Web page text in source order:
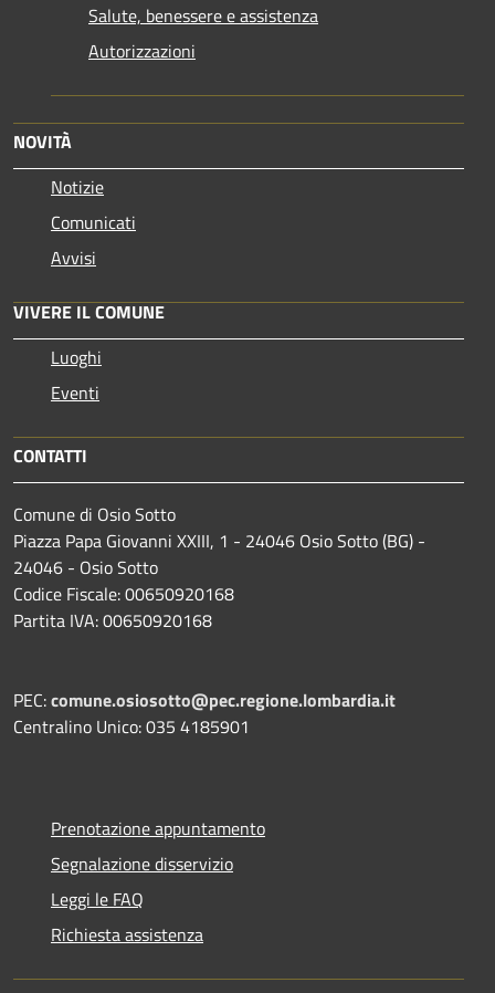
Salute, benessere e assistenza
Autorizzazioni
NOVITÀ
Notizie
Comunicati
Avvisi
VIVERE IL COMUNE
Luoghi
Eventi
CONTATTI
Comune di Osio Sotto
Piazza Papa Giovanni XXIII, 1 - 24046 Osio Sotto (BG) -
24046 - Osio Sotto
Codice Fiscale: 00650920168
Partita IVA: 00650920168
PEC:comune.osiosotto@pec.regione.lombardia.it
Centralino Unico: 035 4185901
Prenotazione appuntamento
Segnalazione disservizio
Leggi le FAQ
Richiesta assistenza